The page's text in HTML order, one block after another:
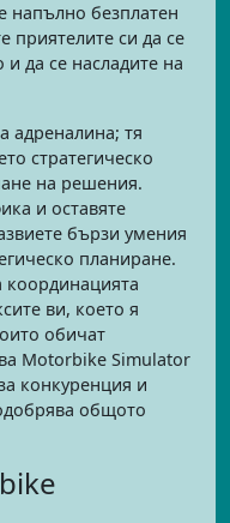
напълно безплатен
приятелите си да се
да се насладите на
адреналина; тя
стратегическо
на решения.
и оставяте
бързи умения
планиране.
координацията
ви, което я
обичат
Motorbike Simulator
конкуренция и
общото